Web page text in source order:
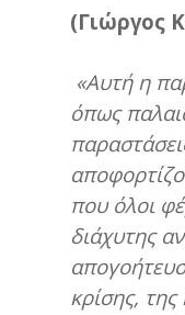
(Γιώργος
«Αυτή η
όπως
που όλοι
διάχυτης
κρίσης, της